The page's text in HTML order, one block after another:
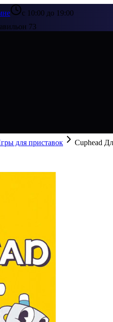
с 10:00 до 19:00
73
для приставок
Cuphead